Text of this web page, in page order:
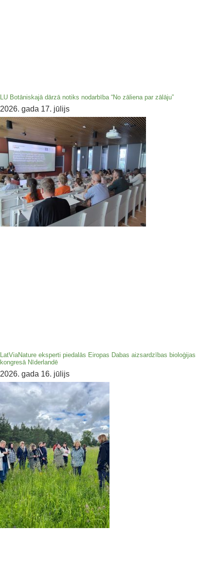
LU Botāniskajā dārzā notiks nodarbība “No zāliena par zālāju”
2026. gada 17. jūlijs
LatViaNature eksperti piedalās Eiropas Dabas aizsardzības bioloģijas
kongresā Nīderlandē
2026. gada 16. jūlijs